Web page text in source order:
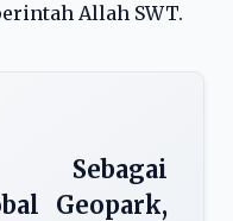
Allah SWT.
Sebagai
Geopark,